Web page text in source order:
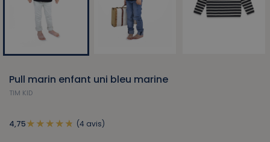
Pull marin enfant uni bleu marine
TIM KID
4,75 (4 avis)